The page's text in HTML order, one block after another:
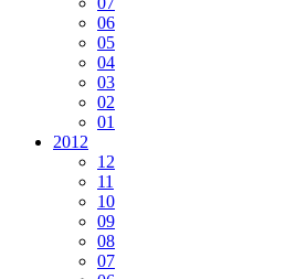
06
05
04
03
02
01
2012
12
11
10
09
08
07